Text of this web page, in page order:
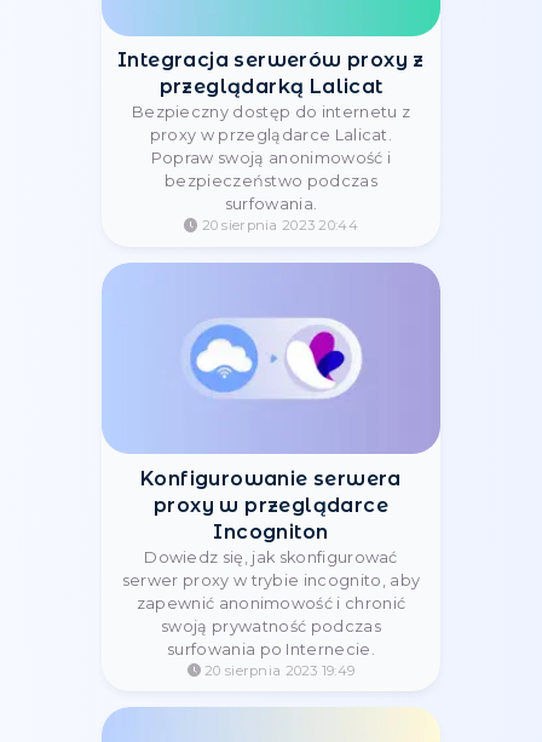
Optymalizacja iPhone'a: proxy przez
Shadowrocket dla wydajności,
bezpieczeństwa i dostępu do
zastrzeżonych treści
21 sierpnia 2023 10:21
Jak zintegrować Screaming
Frog ze Stableproxy
Integracja Screaming Frog z
serwerem proxy pomoże ci
analizować witryny przy użyciu
różnych adresów IP
21 sierpnia 2023 08:56